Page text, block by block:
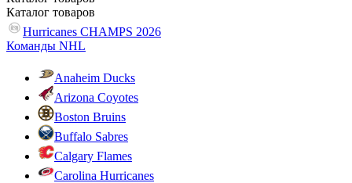
Каталог товаров
Hurricanes CHAMPS 2026
Команды NHL
Anaheim Ducks
Arizona Coyotes
Boston Bruins
Buffalo Sabres
Calgary Flames
Carolina Hurricanes